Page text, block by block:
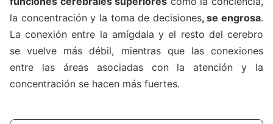
la concentración y la toma de decisiones, se engrosa.
La conexión entre la amígdala y el resto del cerebro
se vuelve más débil, mientras que las conexiones
entre las áreas asociadas con la atención y la
concentración se hacen más fuertes.